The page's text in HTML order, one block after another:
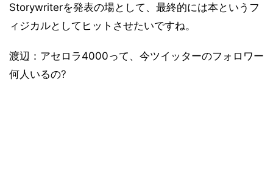
Storywriterを発表の場として、最終的には本というフ
ィジカルとしてヒットさせたいですね。
渡辺：アセロラ4000って、今ツイッターのフォロワー
何人いるの?